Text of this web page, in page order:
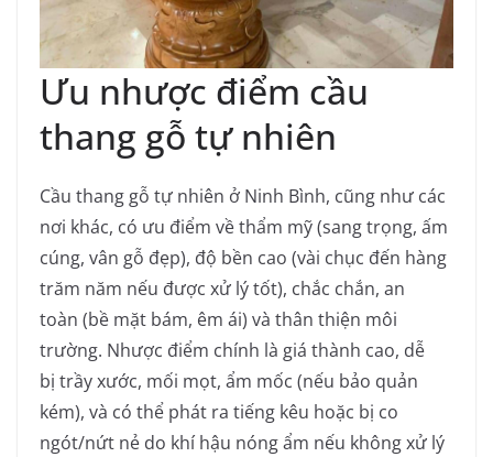
Ưu nhược điểm cầu
thang gỗ tự nhiên
Cầu thang gỗ tự nhiên ở Ninh Bình, cũng như các
nơi khác, có ưu điểm về thẩm mỹ (sang trọng, ấm
cúng, vân gỗ đẹp), độ bền cao (vài chục đến hàng
trăm năm nếu được xử lý tốt), chắc chắn, an
toàn (bề mặt bám, êm ái) và thân thiện môi
trường. Nhược điểm chính là giá thành cao, dễ
bị trầy xước, mối mọt, ẩm mốc (nếu bảo quản
kém), và có thể phát ra tiếng kêu hoặc bị co
ngót/nứt nẻ do khí hậu nóng ẩm nếu không xử lý